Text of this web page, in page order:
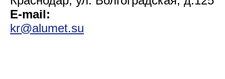
E-mail:
kr@alumet.su